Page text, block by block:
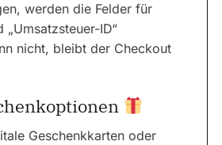
werden die Felder für
„Umsatzsteuer-ID“
nicht, bleibt der Checkout
Geschenkkarten oder